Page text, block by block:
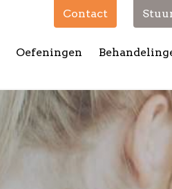
Oefeningen
Contact